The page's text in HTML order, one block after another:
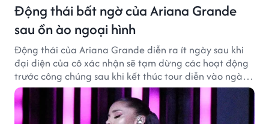
Động thái bất ngờ của Ariana Grande
sau ồn ào ngoại hình
Động thái của Ariana Grande diễn ra ít ngày sau khi
đại diện của cô xác nhận sẽ tạm dừng các hoạt động
trước công chúng sau khi kết thúc tour diễn vào ngày
1/9.